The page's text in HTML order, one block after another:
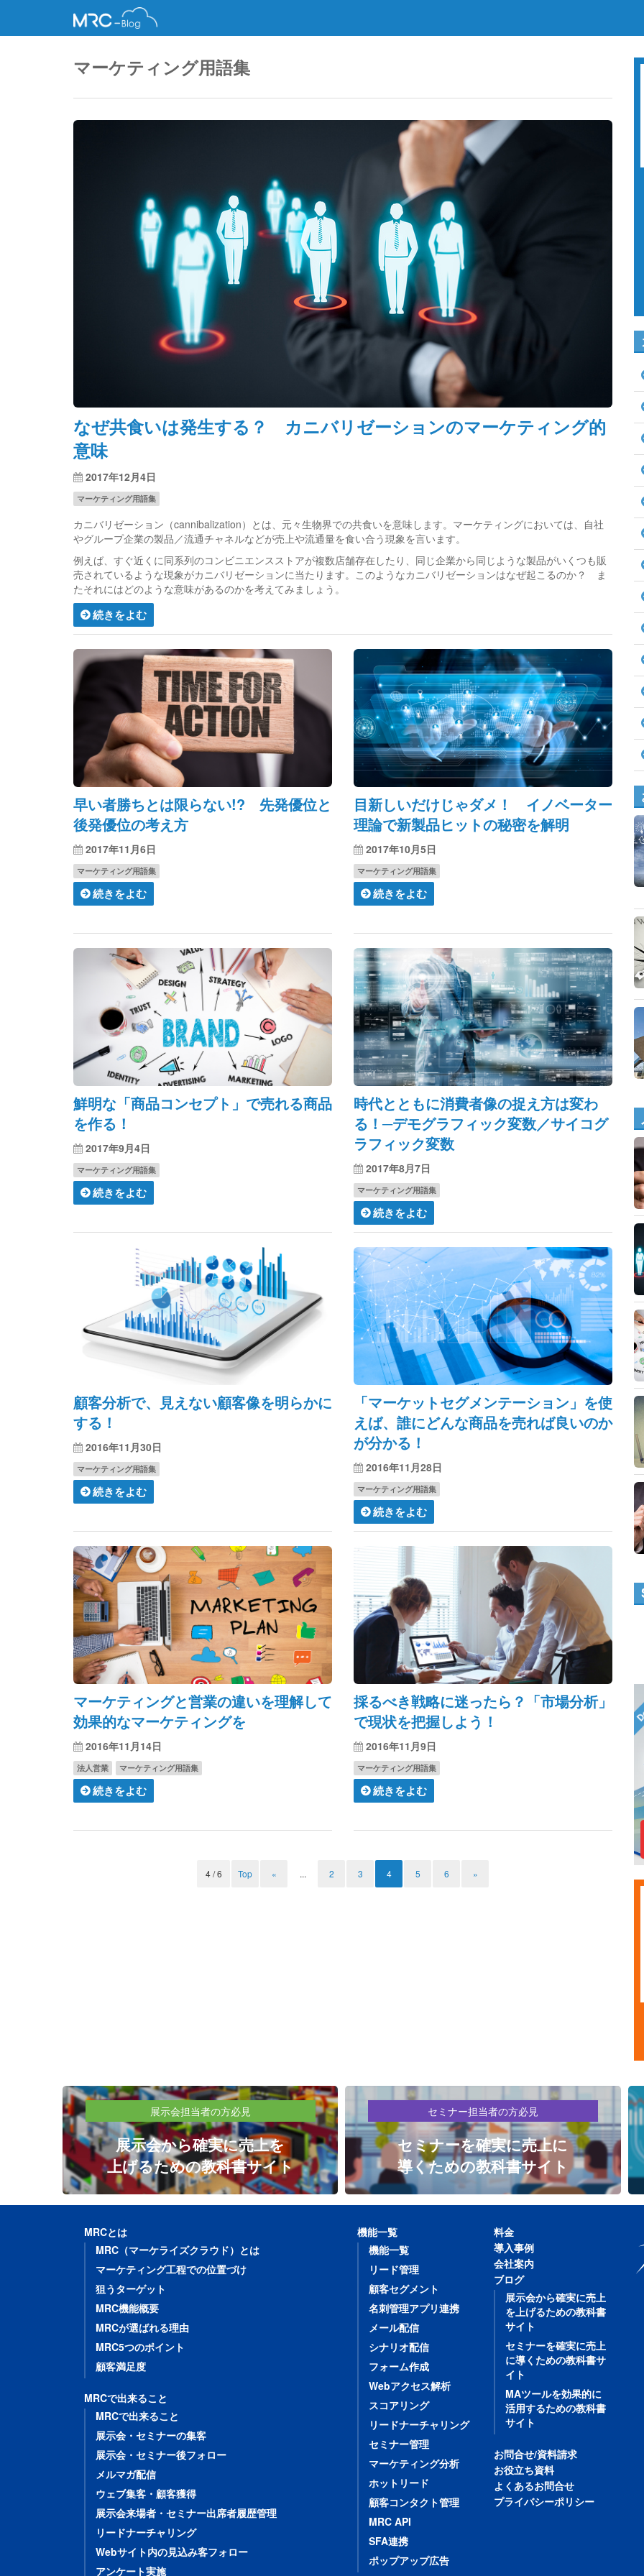
マーケティング用語集
なぜ共食いは発生する？ カニバリゼーションのマーケティング的
意味
2017年12月4日
マーケティング用語集
カニバリゼーション（cannibalization）とは、元々生物界での共食いを意味します。マーケティングにおいては、自社
やグループ企業の製品／流通チャネルなどが売上や流通量を食い合う現象を言います。
例えば、すぐ近くに同系列のコンビニエンスストアが複数店舗存在したり、同じ企業から同じような製品がいくつも販
売されているような現象がカニバリゼーションに当たります。このようなカニバリゼーションはなぜ起こるのか？ ま
たそれにはどのような意味があるのかを考えてみましょう。
続きをよむ
早い者勝ちとは限らない!? 先発優位と
後発優位の考え方
2017年11月6日
マーケティング用語集
続きをよむ
目新しいだけじゃダメ！ イノベーター
理論で新製品ヒットの秘密を解明
2017年10月5日
マーケティング用語集
続きをよむ
鮮明な「商品コンセプト」で売れる商品
を作る！
2017年9月4日
マーケティング用語集
続きをよむ
時代とともに消費者像の捉え方は変わ
る！─デモグラフィック変数／サイコグ
ラフィック変数
2017年8月7日
マーケティング用語集
続きをよむ
顧客分析で、見えない顧客像を明らかに
する！
2016年11月30日
マーケティング用語集
続きをよむ
「マーケットセグメンテーション」を使
えば、誰にどんな商品を売れば良いのか
が分かる！
2016年11月28日
マーケティング用語集
続きをよむ
マーケティングと営業の違いを理解して
効果的なマーケティングを
2016年11月14日
法人営業 マーケティング用語集
続きをよむ
採るべき戦略に迷ったら？「市場分析」
で現状を把握しよう！
2016年11月9日
マーケティング用語集
続きをよむ
4 / 6 Top « ... 2 3 4 5 6 »
展示会担当者の方必見
展示会から確実に売上を
上げるための教科書サイト
セミナー担当者の方必見
セミナーを確実に売上に
導くための教科書サイト
MRCとは
MRC（マーケライズクラウド）とは
マーケティング工程での位置づけ
狙うターゲット
MRC機能概要
MRCが選ばれる理由
MRC5つのポイント
顧客満足度
MRCで出来ること
MRCで出来ること
展示会・セミナーの集客
展示会・セミナー後フォロー
メルマガ配信
ウェブ集客・顧客獲得
展示会来場者・セミナー出席者履歴管理
リードナーチャリング
Webサイト内の見込み客フォロー
アンケート実施
機能一覧
機能一覧
リード管理
顧客セグメント
名刺管理アプリ連携
メール配信
シナリオ配信
フォーム作成
Webアクセス解析
スコアリング
リードナーチャリング
セミナー管理
マーケティング分析
ホットリード
顧客コンタクト管理
MRC API
SFA連携
ポップアップ広告
料金
導入事例
会社案内
ブログ
展示会から確実に売上
を上げるための教科書
サイト
セミナーを確実に売上
に導くための教科書サ
イト
MAツールを効果的に
活用するための教科書
サイト
お問合せ/資料請求
お役立ち資料
よくあるお問合せ
プライバシーポリシー